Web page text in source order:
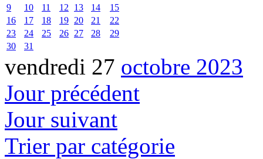
9
10 11 12 13 14
15
16
17 18 19 20 21
22
23
24 25 26 27 28
29
30
31
vendredi 27 octobre 2023
Jour précédent
Jour suivant
Trier par catégorie